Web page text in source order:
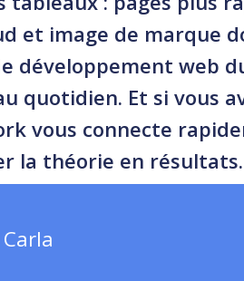
et image de marque
développement web
quotidien. Et si vous
vous connecte
la théorie en résultats.
Carla